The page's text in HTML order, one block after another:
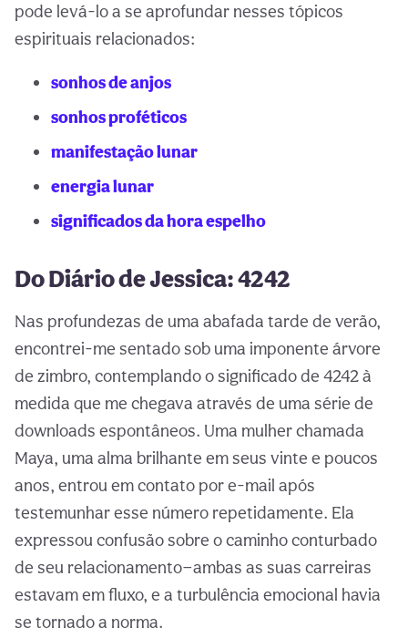
pode levá-lo a se aprofundar nesses tópicos
espirituais relacionados:
sonhos de anjos
sonhos proféticos
manifestação lunar
energia lunar
significados da hora espelho
Do Diário de Jessica: 4242
Nas profundezas de uma abafada tarde de verão,
encontrei-me sentado sob uma imponente árvore
de zimbro, contemplando o significado de 4242 à
medida que me chegava através de uma série de
downloads espontâneos. Uma mulher chamada
Maya, uma alma brilhante em seus vinte e poucos
anos, entrou em contato por e-mail após
testemunhar esse número repetidamente. Ela
expressou confusão sobre o caminho conturbado
de seu relacionamento—ambas as suas carreiras
estavam em fluxo, e a turbulência emocional havia
se tornado a norma.